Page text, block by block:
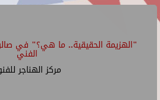
"الهزيمة الحقيقية.. ما هي؟" في
الفني
مركز الهناجر